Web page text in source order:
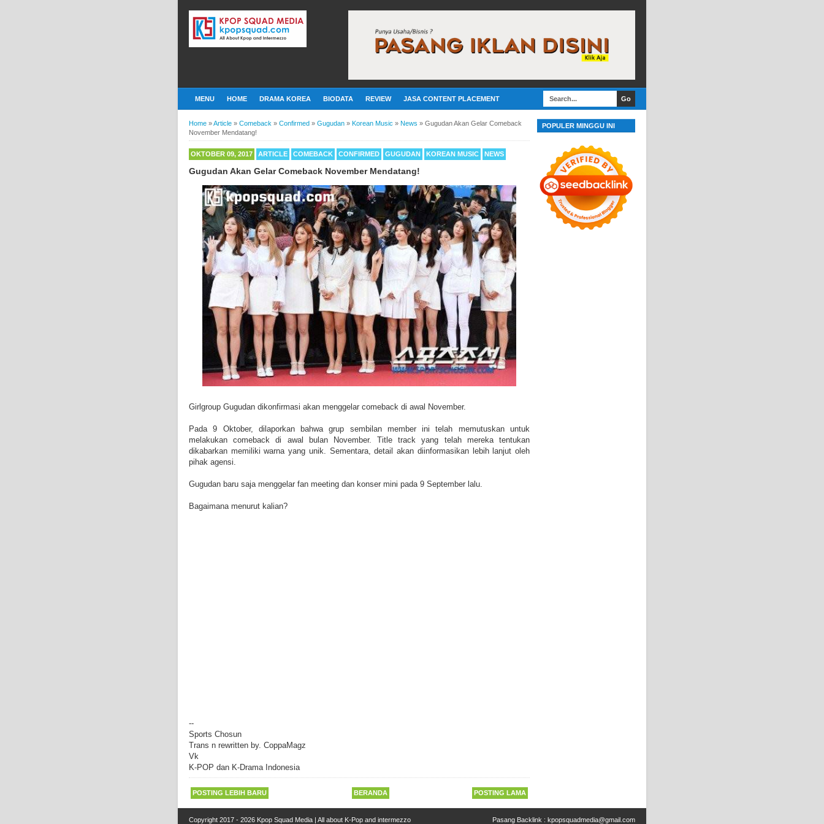
MENU HOME DRAMA KOREA BIODATA REVIEW JASA CONTENT PLACEMENT
Home »Article » Comeback » Confirmed » Gugudan » Korean Music » News » Gugudan Akan Gelar Comeback
November Mendatang!
OKTOBER 09, 2017 ARTICLE COMEBACK CONFIRMED GUGUDAN KOREAN MUSIC NEWS
Gugudan Akan Gelar Comeback November Mendatang!
Girlgroup Gugudan dikonfirmasi akan menggelar comeback di awal November.
Pada 9 Oktober, dilaporkan bahwa grup sembilan member ini telah memutuskan untuk
melakukan comeback di awal bulan November. Title track yang telah mereka tentukan
dikabarkan memiliki warna yang unik. Sementara, detail akan diinformasikan lebih lanjut oleh
pihak agensi.
Gugudan baru saja menggelar fan meeting dan konser mini pada 9 September lalu.
Bagaimana menurut kalian?
--
Sports Chosun
Trans n rewritten by. CoppaMagz
Vk
K-POP dan K-Drama Indonesia
POSTING LEBIH BARU POSTING LAMA
BERANDA
POPULER MINGGU INI
Copyright 2017 - 2026 Kpop Squad Media | All about K-Pop and intermezzo Pasang Backlink : kpopsquadmedia@gmail.com